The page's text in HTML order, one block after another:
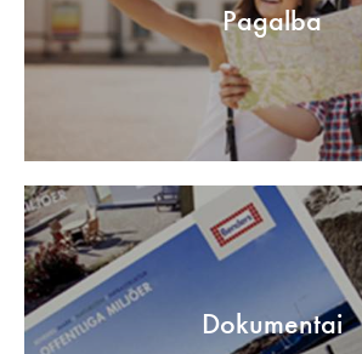
Pagalba
Dokumentai